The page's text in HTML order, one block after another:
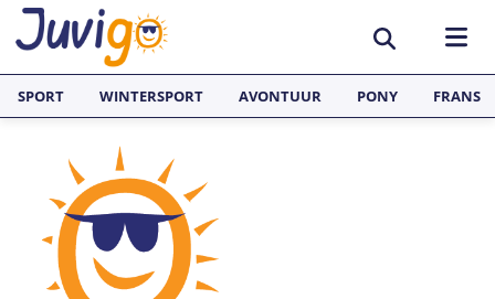
BESTEMMINGEN
België
Spanje
SURFKAMPEN
Surfkampen België
TAALVAKANTIES
SPORT WINTERSPORT AVONTUUR PONY FRANS